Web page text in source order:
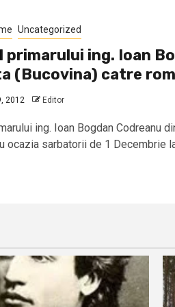
Uncategorized
primarului ing. Ioan
(Bucovina) catre
2012 Editor
ing. Ioan Bogdan Codreanu
ocazia sarbatorii de 1 Decembrie